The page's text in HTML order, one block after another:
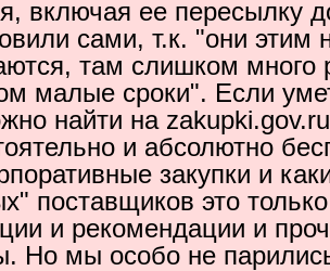
включая ее пересылку
сами, т.к. "они этим
там слишком много
малые сроки". Если
найти на
и абсолютно
закупки и
поставщиков это
и рекомендации и
Но мы особо не